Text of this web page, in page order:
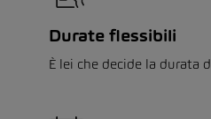
Durate flessibili
È lei che decide la durata